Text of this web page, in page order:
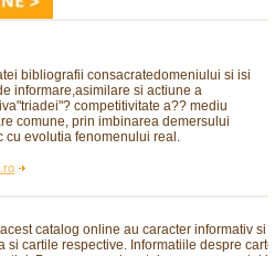
bibliografii consacratedomeniului si isi
informare,asimilare si actiune a
competitivitate a?? mediu
comune, prin imbinarea demersului
cu evolutia fenomenului real.
catalog online au caracter informativ si
si cartile respective. Informatiile despre